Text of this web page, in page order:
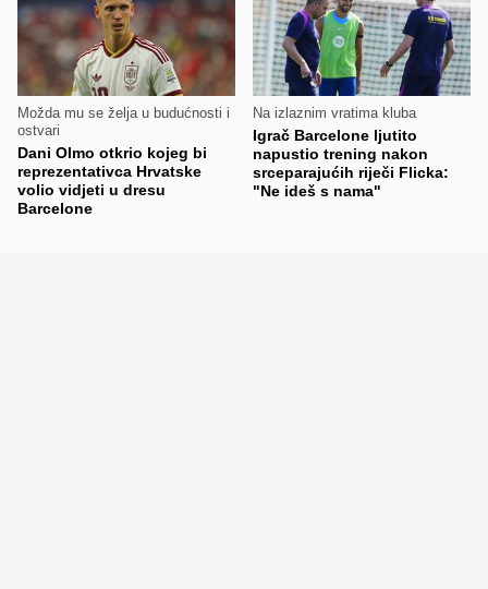
Možda mu se želja u budućnosti i
ostvari
Dani Olmo otkrio kojeg bi
reprezentativca Hrvatske
volio vidjeti u dresu
Barcelone
Na izlaznim vratima kluba
Igrač Barcelone ljutito
napustio trening nakon
srceparajućih riječi Flicka:
"Ne ideš s nama"